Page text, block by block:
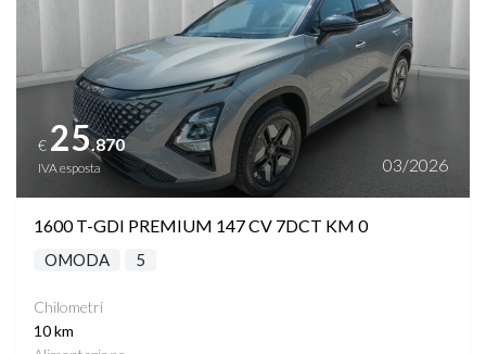
€ 25.870
IVA esposta 03/2026
1600 T-GDI PREMIUM 147 CV 7DCT KM 0
OMODA 5
Chilometri
10 km